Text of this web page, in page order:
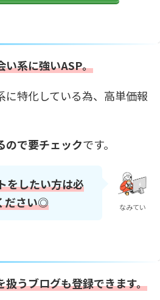
い系に強いASP。
に特化している為、高単価報
ので要チェックです。
をしたい方は必
ださい◎
なみてい
扱うブログも登録できます。